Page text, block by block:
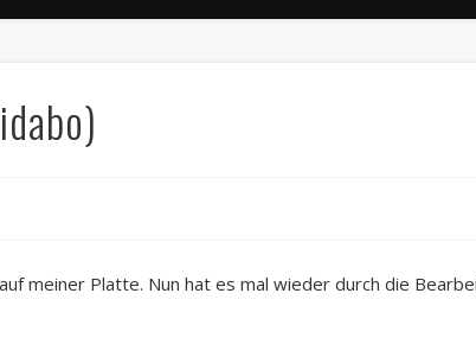
meiner Platte. Nun hat es mal wieder durch die